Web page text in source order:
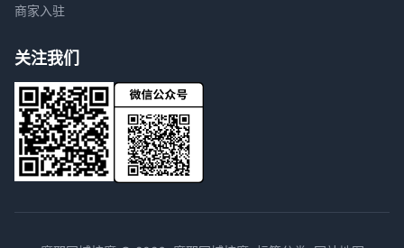
商家入驻
关注我们